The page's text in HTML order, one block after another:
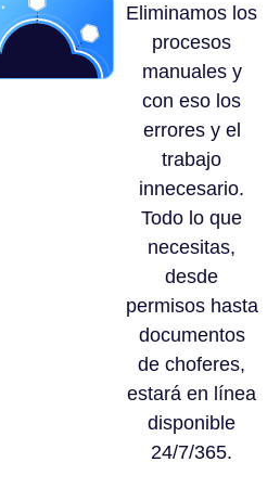
Eliminamos los
procesos
manuales y
con eso los
errores y el
trabajo
innecesario.
Todo lo que
necesitas,
desde
permisos hasta
documentos
de choferes,
estará en línea
disponible
24/7/365.